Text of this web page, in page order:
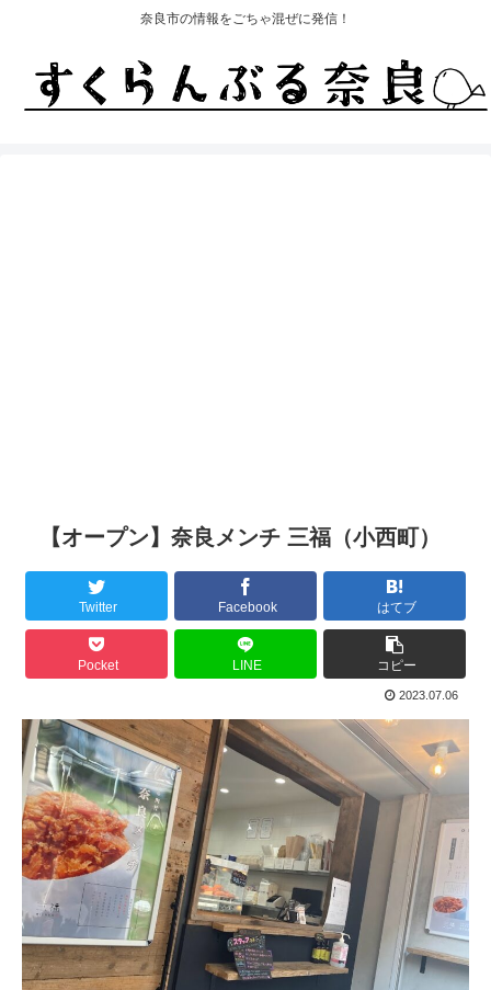
奈良市の情報をごちゃ混ぜに発信！
【オープン】奈良メンチ 三福（小西町）
Twitter Facebook はてブ
Pocket LINE コピー
2023.07.06